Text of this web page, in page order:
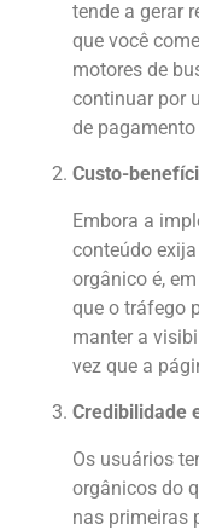
tende a gerar
que você
motores de
continuar por
de
Custo-
Embora a
conteúdo
orgânico é,
que o tráfego
manter a
vez que a
Credibilidade
Os usuários
orgânicos do
nas primeiras